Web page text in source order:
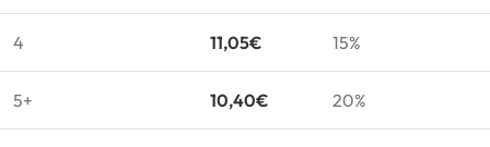
4 11,05€ 15%
5+ 10,40€ 20%